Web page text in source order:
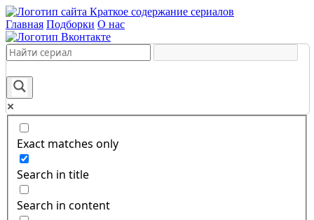
Краткое содержание сериалов
Главная Подборки О нас
Exact matches only
Search in title
Search in content